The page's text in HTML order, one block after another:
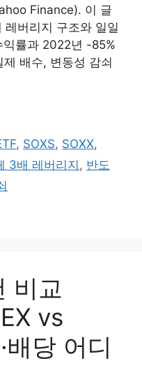
Finance). 이 글
레버리지 구조와 일일
익률과 2022년 -85%
배수, 변동성 감쇠
, SOXS, SOXX,
3배 레버리지, 반도
비교
vs
배당 어디